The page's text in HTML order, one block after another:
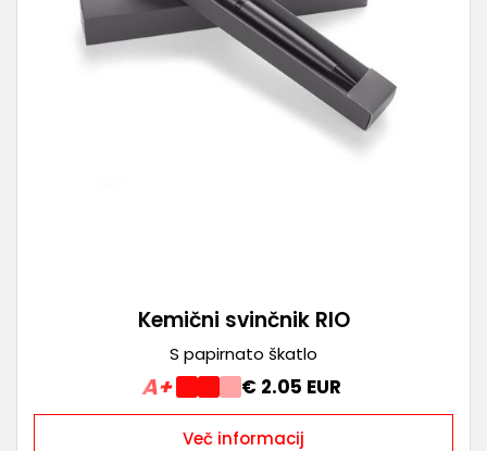
Kemični svinčnik RIO
S papirnato škatlo
A+ € 2.05 EUR
Več informacij